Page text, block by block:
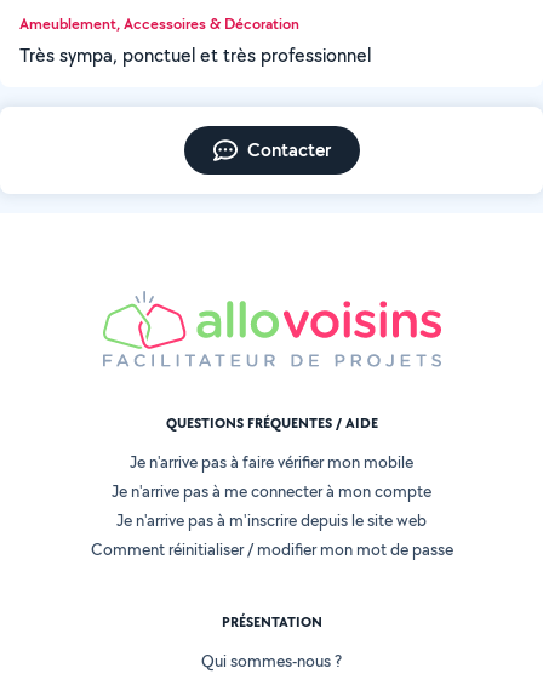
Ameublement, Accessoires & Décoration
Très sympa, ponctuel et très professionnel
Contacter
QUESTIONS FRÉQUENTES / AIDE
Je n'arrive pas à faire vérifier mon mobile
Je n'arrive pas à me connecter à mon compte
Je n'arrive pas à m'inscrire depuis le site web
Comment réinitialiser / modifier mon mot de passe
PRÉSENTATION
Qui sommes-nous ?